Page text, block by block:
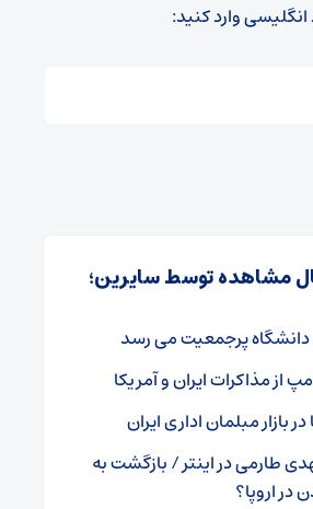
وارد کنید:
مشاهده توسط سایرین؛
دانشگاه پرجمعیت می رسد
از مذاکرات ایران و آمریکا
بازار مبلمان اداری ایران
طارمی در اینتر / بازگشت به
در اروپا؟